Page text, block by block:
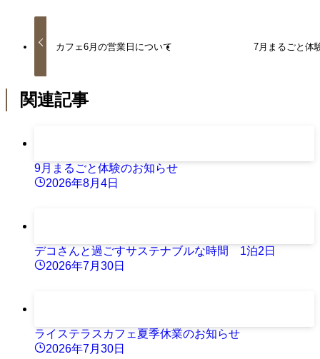
カフェ6月の営業日について 7月まるごと体
関連記事
9月まるごと体験のお知らせ
2026年8月4日
デコさんと過ごすサステナブルな時間 1泊2日
2026年7月30日
ライステラスカフェ夏季休業のお知らせ
2026年7月30日